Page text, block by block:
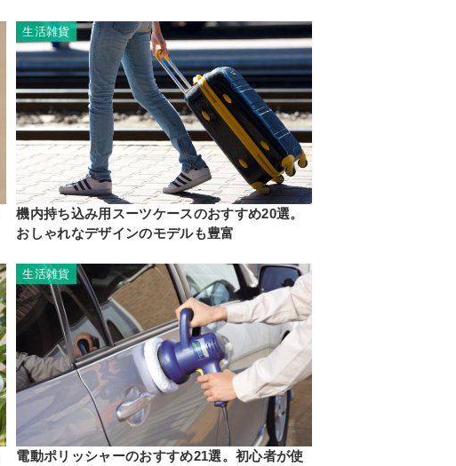
生活雑貨
機内持ち込み用スーツケースのおすすめ20選。
おしゃれなデザインのモデルも豊富
生活雑貨
電動ポリッシャーのおすすめ21選。初心者が使